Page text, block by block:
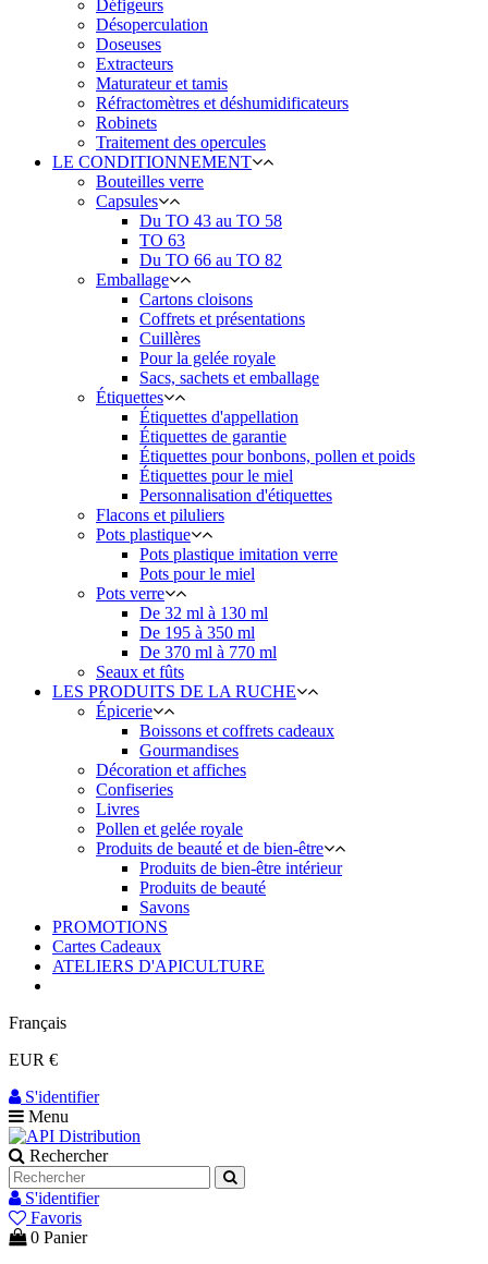
Défigeurs
Désoperculation
Doseuses
Extracteurs
Maturateur et tamis
Réfractomètres et déshumidificateurs
Robinets
Traitement des opercules
LE CONDITIONNEMENT
Bouteilles verre
Capsules
Du TO 43 au TO 58
TO 63
Du TO 66 au TO 82
Emballage
Cartons cloisons
Coffrets et présentations
Cuillères
Pour la gelée royale
Sacs, sachets et emballage
Étiquettes
Étiquettes d'appellation
Étiquettes de garantie
Étiquettes pour bonbons, pollen et poids
Étiquettes pour le miel
Personnalisation d'étiquettes
Flacons et piluliers
Pots plastique
Pots plastique imitation verre
Pots pour le miel
Pots verre
De 32 ml à 130 ml
De 195 à 350 ml
De 370 ml à 770 ml
Seaux et fûts
LES PRODUITS DE LA RUCHE
Épicerie
Boissons et coffrets cadeaux
Gourmandises
Décoration et affiches
Confiseries
Livres
Pollen et gelée royale
Produits de beauté et de bien-être
Produits de bien-être intérieur
Produits de beauté
Savons
PROMOTIONS
Cartes Cadeaux
ATELIERS D'APICULTURE
Français
EUR €
S'identifier
Menu
Rechercher
S'identifier
Favoris
0 Panier